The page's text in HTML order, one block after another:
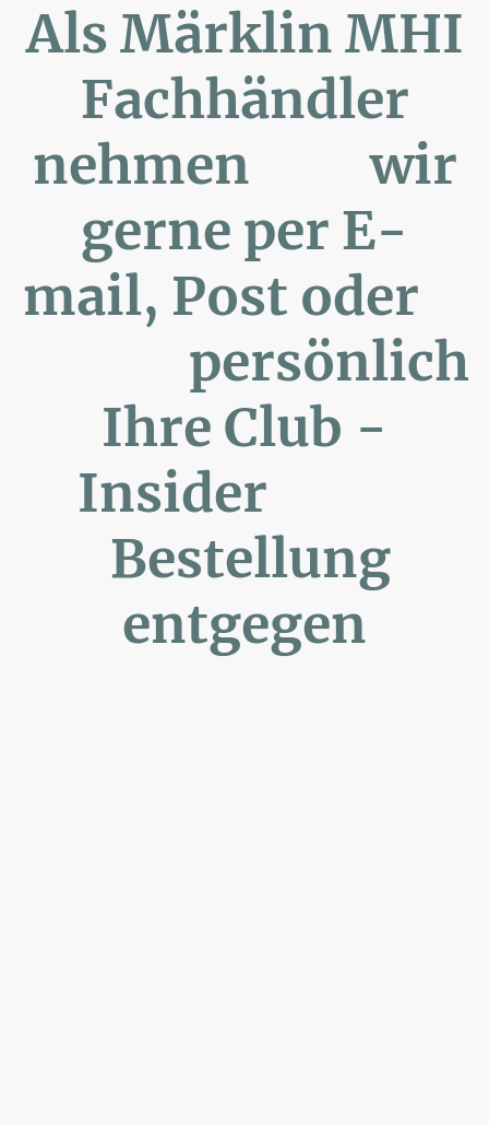
Als Märklin MHI
Fachhändler
nehmen wir
gerne per E-
mail, Post oder
persönlich
Ihre Club -
Insider
Bestellung
entgegen